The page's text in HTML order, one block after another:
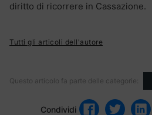
diritto di ricorrere in Cassazione.
Tutti gli articoli dell'autore
Questo articolo fa parte delle categorie:
Condividi